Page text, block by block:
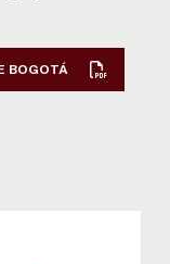
BOGOTÁ